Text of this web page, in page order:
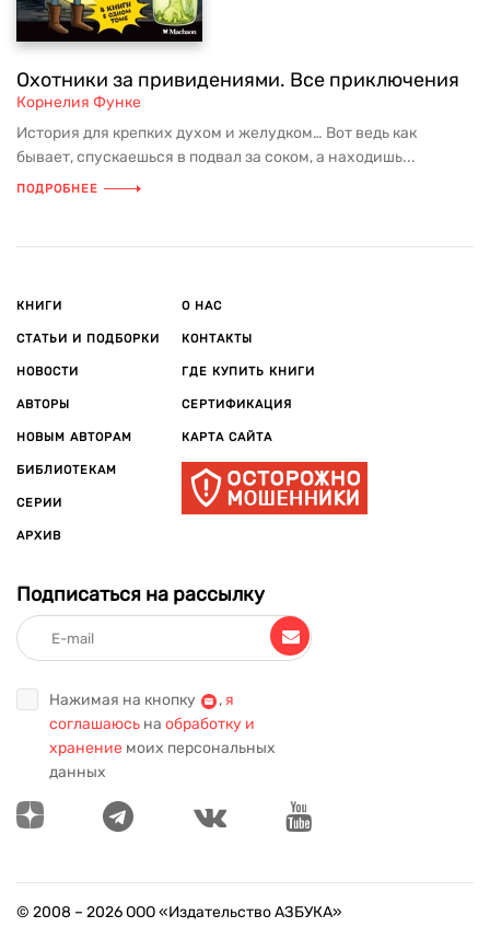
Охотники за привидениями. Все приключения
Корнелия Функе
История для крепких духом и желудком… Вот ведь как
бывает, спускаешься в подвал за соком, а находишь...
ПОДРОБНЕЕ
КНИГИ
СТАТЬИ И ПОДБОРКИ
НОВОСТИ
АВТОРЫ
НОВЫМ АВТОРАМ
БИБЛИОТЕКАМ
СЕРИИ
АРХИВ
О НАС
КОНТАКТЫ
ГДЕ КУПИТЬ КНИГИ
СЕРТИФИКАЦИЯ
КАРТА САЙТА
Подписаться на рассылку
Нажимая на кнопку , я
соглашаюсь на обработку и
хранение моих персональных
данных
© 2008 – 2026ООО «Издательство АЗБУКА»